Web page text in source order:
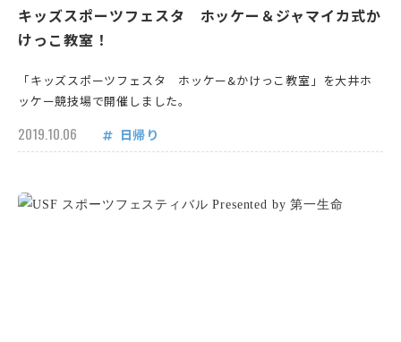
キッズスポーツフェスタ ホッケー＆ジャマイカ式か
けっこ教室！
「キッズスポーツフェスタ ホッケー&かけっこ教室」を大井ホ
ッケー競技場で開催しました。
2019.10.06 日帰り